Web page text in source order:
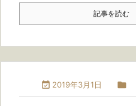
記事を読む
 2019年3月1日 